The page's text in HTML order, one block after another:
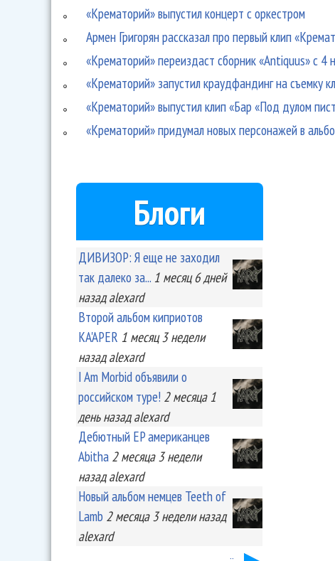
«Крематорий» выпустил концерт с оркестром
Армен Григорян рассказал про первый клип
«Крематорий» переиздаст сборник «Antiquus» с 4
«Крематорий» запустил краудфандинг на съемку
«Крематорий» выпустил клип «Бар «Под дулом
«Крематорий» придумал новых персонажей в
Блоги
ДИВИЗОР: Я еще не заходил
так далеко за... 1 месяц 6 дней
назад alexard
Второй альбом киприотов
KA'APER 1 месяц 3 недели
назад alexard
I Am Morbid объявили о
российском туре! 2 месяца 1
деньназад alexard
Дебютный EP американцев
Abitha 2 месяца 3 недели
назад alexard
Новый альбом немцев Teeth of
Lamb 2 месяца 3 неделиназад
alexard